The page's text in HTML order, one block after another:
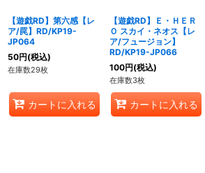
【遊戯RD】第六感【レ
ア/罠】RD/KP19-
JP064
50円(税込)
在庫数29枚
カートに入れる
【遊戯RD】Ｅ・ＨＥＲ
Ｏ スカイ・ネオス【レ
ア/フュージョン】
RD/KP19-JP066
100円(税込)
在庫数3枚
カートに入れる